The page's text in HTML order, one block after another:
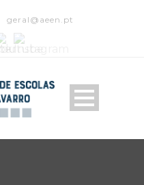
geral@aeen.pt